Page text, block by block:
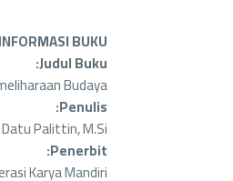
INFORMASI BUKU:
Judul Buku:
Budaya
Penulis:
Palittin, M.Si.
Penerbit:
Karya Mandiri